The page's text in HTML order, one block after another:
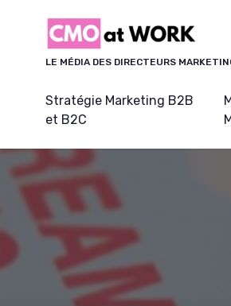
LE MÉDIA DES DIRECTEURS
Stratégie Marketing B2B
et B2C